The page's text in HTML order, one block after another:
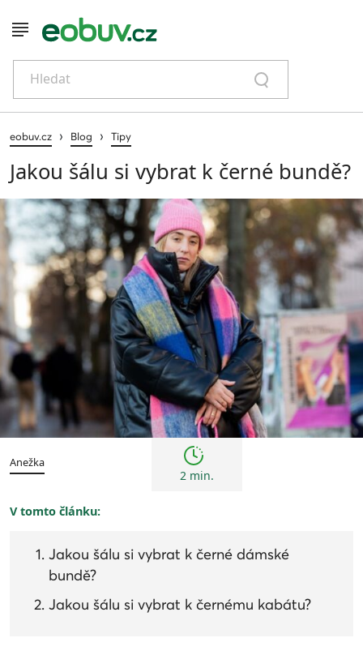
Hledat
eobuv.cz › Blog › Tipy
Jakou šálu si vybrat k černé bundě?
Anežka
2 min.
V tomto článku:
Jakou šálu si vybrat k černé dámské
bundě?
Jakou šálu si vybrat k černému kabátu?